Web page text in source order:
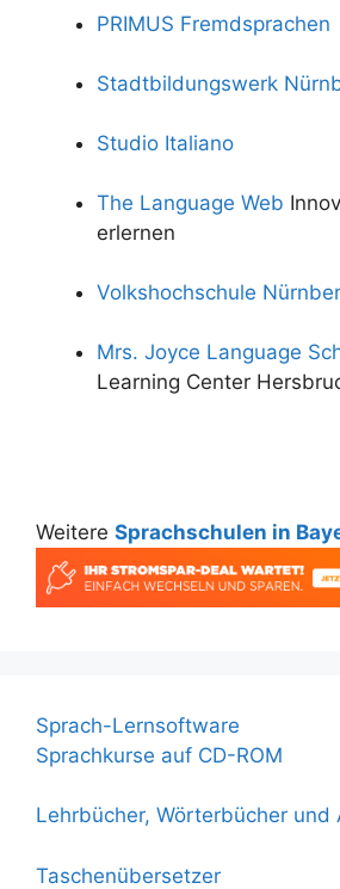
PRIMUS Fremdsprachen
Stadtbildungswerk
Studio Italiano
The Language Web
erlernen
Volkshochschule
Mrs. Joyce Language
Learning Center
Weitere Sprachschulen in
Sprach-Lernsoftware
Sprachkurse auf CD-ROM
Lehrbücher, Wörterbücher und
Taschenübersetzer